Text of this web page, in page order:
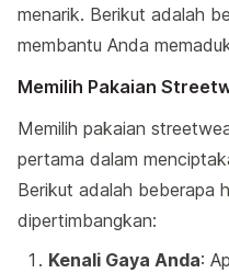
menarik. Berikut adalah
membantu Anda
Memilih Pakaian
Memilih pakaian
pertama dalam
Berikut adalah beberapa
dipertimbangkan:
Kenali Gaya Anda: